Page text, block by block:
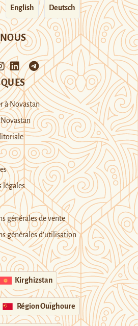
English Deutsch
à Novastan
légales
générales de vente
générales d’utilisation
Kirghizstan
Région Ouïghoure